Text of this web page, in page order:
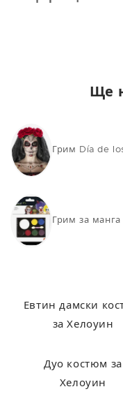
Ще
Грим Día de
Грим за манга
Евтин дамски
за Хелоуин
Дуо костюм за
Хелоуин